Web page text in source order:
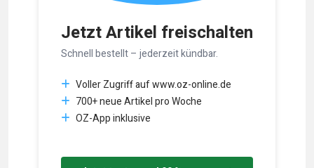
Jetzt Artikel freischalten
Schnell bestellt – jederzeit kündbar.
Voller Zugriff auf www.oz-online.de
700+ neue Artikel pro Woche
OZ-App inklusive